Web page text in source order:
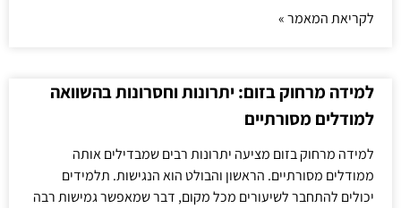
לקריאת המאמר »
למידה מרחוק בזום: יתרונות וחסרונות בהשוואה
למודלים מסורתיים
למידה מרחוק בזום מציעה יתרונות רבים שמבדילים אותה
ממודלים מסורתיים. הראשון והבולט הוא הנגישות. תלמידים
יכולים להתחבר לשיעורים מכל מקום, דבר שמאפשר גמישות רבה